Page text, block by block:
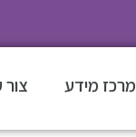
מרכז מידע